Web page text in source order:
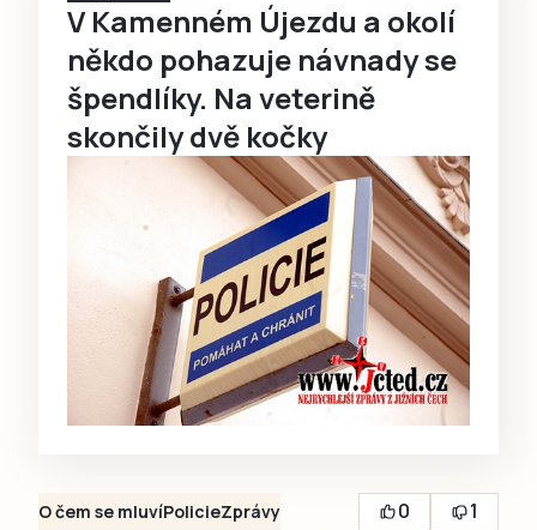
V Kamenném Újezdu a okolí
někdo pohazuje návnady se
špendlíky. Na veterině
skončily dvě kočky
O čem se mluvíPolicieZprávy 0
1